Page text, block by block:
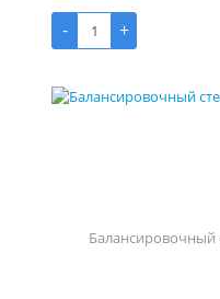
-
+
Балансировочный